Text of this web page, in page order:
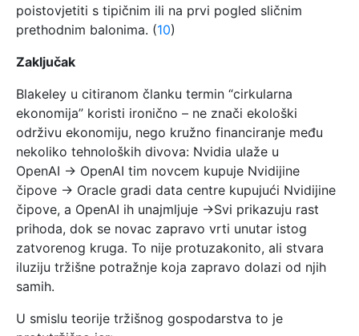
poistovjetiti s tipičnim ili na prvi pogled sličnim
prethodnim balonima. (10)
Zaključak
Blakeley u citiranom članku termin “cirkularna
ekonomija” koristi ironično – ne znači ekološki
održivu ekonomiju, nego kružno financiranje među
nekoliko tehnoloških divova: Nvidia ulaže u
OpenAI → OpenAI tim novcem kupuje Nvidijine
čipove → Oracle gradi data centre kupujući Nvidijine
čipove, a OpenAI ih unajmljuje →Svi prikazuju rast
prihoda, dok se novac zapravo vrti unutar istog
zatvorenog kruga. To nije protuzakonito, ali stvara
iluziju tržišne potražnje koja zapravo dolazi od njih
samih.
U smislu teorije tržišnog gospodarstva to je